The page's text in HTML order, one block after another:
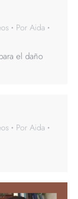
Por Aida
el daño
Por Aida